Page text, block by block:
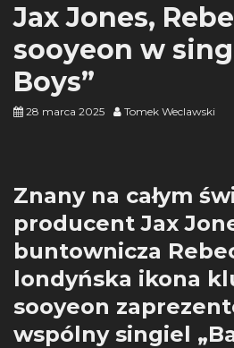
Jax Jones,
sooyeon w
Boys”
28 marca 2025 Tomek Weclawski
Znany na całym
producent Jax
buntownicza
londyńska ikona
sooyeon
wspólny singiel